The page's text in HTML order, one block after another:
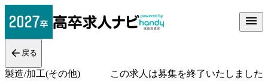
戻る
製造/加工(その他) この求人は募集を終了いたしました